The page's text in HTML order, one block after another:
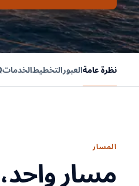
نظرة عامةالعبورالتخطيطالخدمات
المسار
مسار واحد،